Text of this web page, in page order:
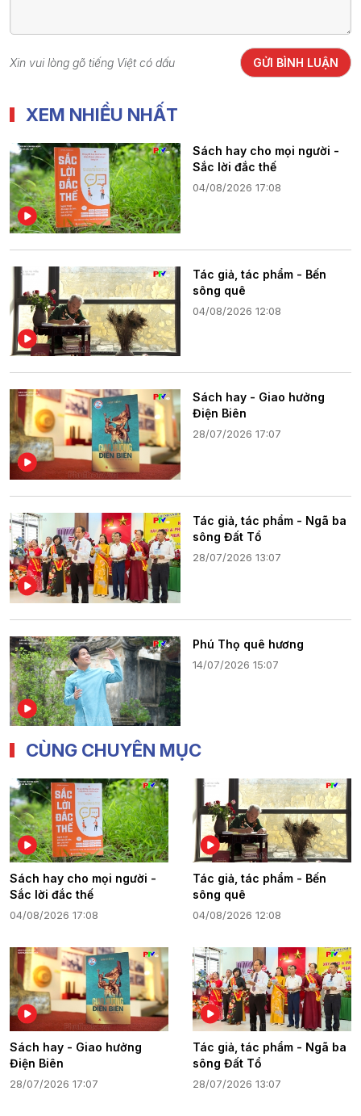
Xin vui lòng gõ tiếng Việt có dấu GỬI BÌNH LUẬN
XEM NHIỀU NHẤT
Sách hay cho mọi người -
Sắc lời đắc thế
04/08/2026 17:08
Tác giả, tác phẩm - Bến
sông quê
04/08/2026 12:08
Sách hay - Giao hưởng
Điện Biên
28/07/2026 17:07
Tác giả, tác phẩm - Ngã ba
sông Đất Tổ
28/07/2026 13:07
Phú Thọ quê hương
14/07/2026 15:07
CÙNG CHUYÊN MỤC
Sách hay cho mọi người -
Sắc lời đắc thế
04/08/2026 17:08
Tác giả, tác phẩm - Bến
sông quê
04/08/2026 12:08
Sách hay - Giao hưởng
Điện Biên
28/07/2026 17:07
Tác giả, tác phẩm - Ngã ba
sông Đất Tổ
28/07/2026 13:07